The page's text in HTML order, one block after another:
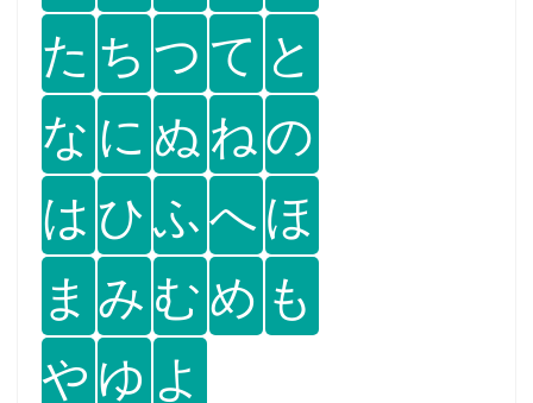
た ち つ て と
な に ぬ ねの
は ひふへほ
ま み むめ も
や ゆ よ